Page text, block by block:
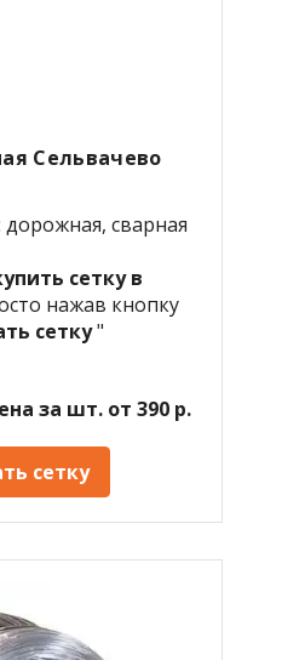
Сельвачево
дорожная, сварная
сетку в
нажав кнопку
сетку"
за шт. от 390 р.
сетку